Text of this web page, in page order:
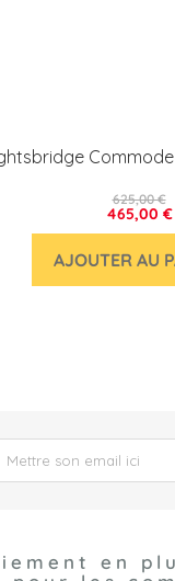
465,00 €
625,00 €
AJOUTER AU
en